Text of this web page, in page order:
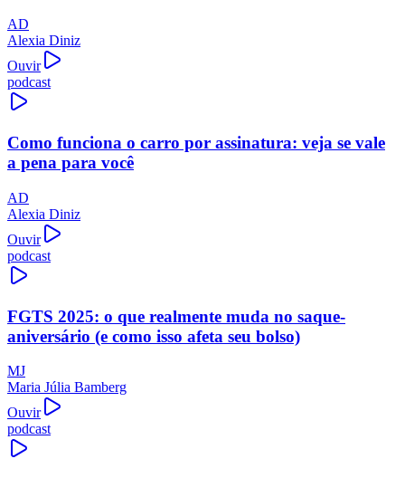
AD
Alexia Diniz
Ouvir
podcast
Como funciona o carro por assinatura: veja se vale
a pena para você
AD
Alexia Diniz
Ouvir
podcast
FGTS 2025: o que realmente muda no saque-
aniversário (e como isso afeta seu bolso)
MJ
Maria Júlia Bamberg
Ouvir
podcast